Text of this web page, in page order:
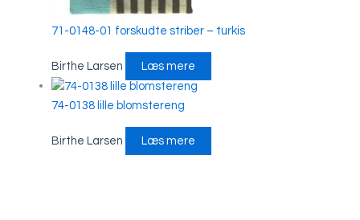
71-0148-01 forskudte striber – turkis
Birthe Larsen Læs mere
74-0138 lille blomstereng
Birthe Larsen Læs mere